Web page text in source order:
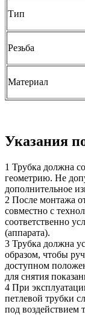
Тип
Резьба
Материал
Указания
1 Трубка должна
геометрию. Не
дополнительное
2 После монтажа
совместно с
соответственно
(аппарата).
3 Трубка должна
образом, чтобы
доступном
для снятия
4 При
петлевой трубки
под воздействием